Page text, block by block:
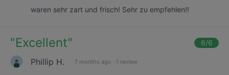
waren sehr zart und frisch! Sehr zu empfehlen!!
"Excellent" 6/6
Phillip H. 7 months ago · 1 review